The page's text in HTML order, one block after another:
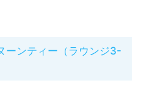
ーンティー（ラウンジ3-